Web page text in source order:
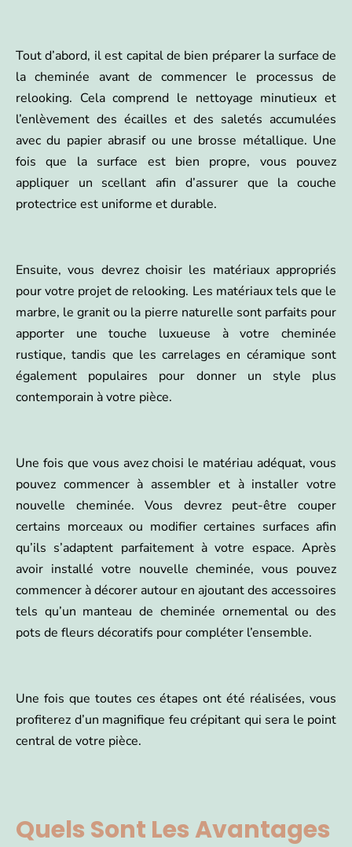
Tout d’abord, il est capital de bien préparer la surface de
la cheminée avant de commencer le processus de
relooking. Cela comprend le nettoyage minutieux et
l’enlèvement des écailles et des saletés accumulées
avec du papier abrasif ou une brosse métallique. Une
fois que la surface est bien propre, vous pouvez
appliquer un scellant afin d’assurer que la couche
protectrice est uniforme et durable.
Ensuite, vous devrez choisir les matériaux appropriés
pour votre projet de relooking. Les matériaux tels que le
marbre, le granit ou la pierre naturelle sont parfaits pour
apporter une touche luxueuse à votre cheminée
rustique, tandis que les carrelages en céramique sont
également populaires pour donner un style plus
contemporain à votre pièce.
Une fois que vous avez choisi le matériau adéquat, vous
pouvez commencer à assembler et à installer votre
nouvelle cheminée. Vous devrez peut-être couper
certains morceaux ou modifier certaines surfaces afin
qu’ils s’adaptent parfaitement à votre espace. Après
avoir installé votre nouvelle cheminée, vous pouvez
commencer à décorer autour en ajoutant des accessoires
tels qu’un manteau de cheminée ornemental ou des
pots de fleurs décoratifs pour compléter l’ensemble.
Une fois que toutes ces étapes ont été réalisées, vous
profiterez d’un magnifique feu crépitant qui sera le point
central de votre pièce.
Quels Sont Les Avantages